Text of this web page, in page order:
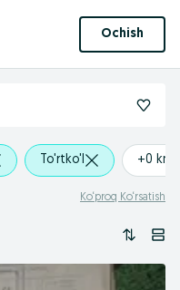
Ochish
To'rtko'l +0 km
Ko‘proq Ko‘rsatish